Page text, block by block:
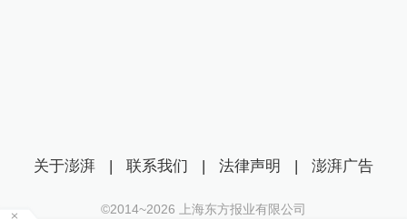
关于澎湃 | 联系我们 | 法律声明 | 澎湃广告
©2014~2026 上海东方报业有限公司